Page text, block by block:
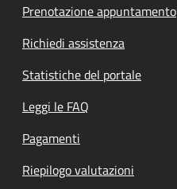
Prenotazione appuntamento
Richiedi assistenza
Statistiche del portale
Leggi le FAQ
Pagamenti
Riepilogo valutazioni